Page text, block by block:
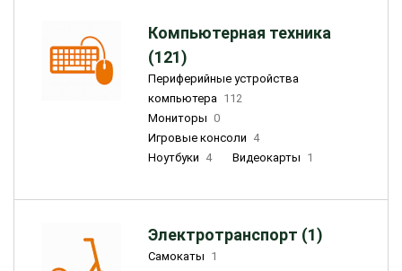
Компьютерная техника
(121)
Периферийные устройства
компьютера 112
Мониторы 0
Игровые консоли 4
Ноутбуки 4 Видеокарты 1
Электротранспорт (1)
Самокаты 1